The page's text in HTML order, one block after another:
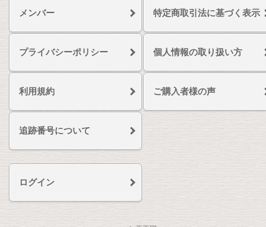
メンバー 特定商取引法に基づく表示
プライバシーポリシー 個人情報の取り扱い方
利用規約 ご購入者様の声
追跡番号について
ログイン